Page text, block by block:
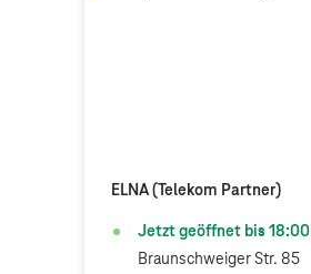
ELNA (Telekom Partner)
Jetzt geöffnet bis 18:00
Braunschweiger Str. 85